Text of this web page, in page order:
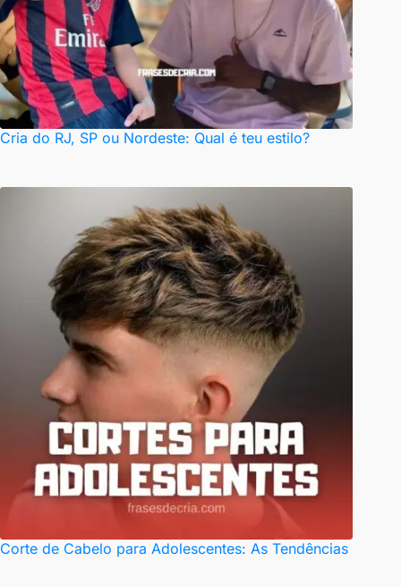
Cria do RJ, SP ou Nordeste: Qual é teu estilo?
Corte de Cabelo para Adolescentes: As Tendências